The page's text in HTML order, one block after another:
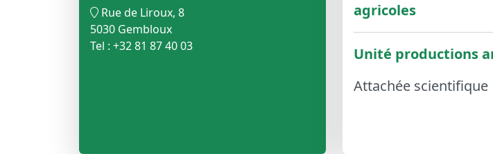
Rue de Liroux, 8
5030 Gembloux
Tel : +32 81 87 40 03
agricoles
Unité productions
Attachée scientifique